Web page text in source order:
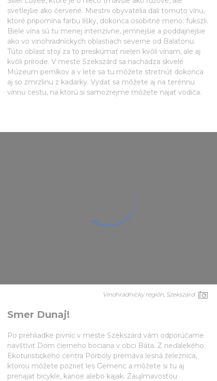
svetlejšie ako červené. Miestni obyvatelia dali tomuto vínu,
ktoré pripomína farbu líšky, dokonca osobitné meno: fukszli.
Biele vína sú tu menej intenzívne, jemnejšie a poddajnejšie
ako vo vinohradníckych oblastiach severne od Balatonu.
Túto oblasť stojí za to preskúmať nielen kvôli vínam, ale aj
kvôli prírode. V meste Szekszárd sa nachádza skvelé
Múzeum perníkov a v lete sa tu môžete stretnúť dokonca
aj so zmrzlinu z kadarky. Vydať sa môžete aj na terénnu
vínnu cestu, na ktorú si samozrejme môžete najať vodiča.
Vinohradnícky región, Szekszárd
Smer Dunaj!
Po prehliadke pivníc v meste Szekszárd vám odporúčame
navštíviť Dom čierneho bociana v obci Báta. Z neďalekého
Ekoturistického centra Pörböly premáva lesná železnica,
ktorou môžete pozrieť les Gemenc a môžete si tu aj
prenajať bicykle, kanoe alebo kajak. Zaujímavosťou